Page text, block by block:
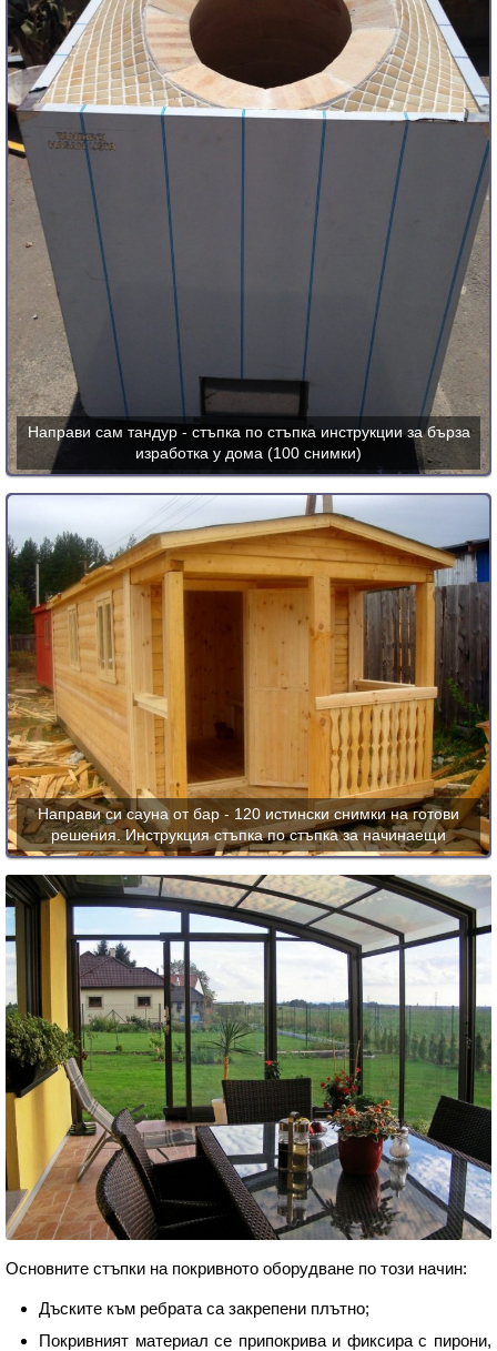
Направи сам тандур - стъпка по стъпка инструкции за бърза
изработка у дома (100 снимки)
Направи си сауна от бар - 120 истински снимки на готови
решения. Инструкция стъпка по стъпка за начинаещи
Основните стъпки на покривното оборудване по този начин:
Дъските към ребрата са закрепени плътно;
Покривният материал се припокрива и фиксира с пирони,